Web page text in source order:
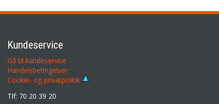
Kundeservice
Gå til kundeservice
Handelsbetingelser
Cookie- og privatpolitik
Tlf: 70 20 39 20